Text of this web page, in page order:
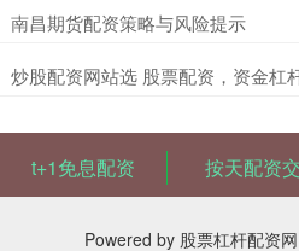
​南昌期货配资策略与风险提示
炒股配资网站选 股票配资，资金杠
t+1免息配资 按天配资
Powered by 股票杠杆配资网